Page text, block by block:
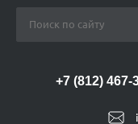
+7 (812) 467-